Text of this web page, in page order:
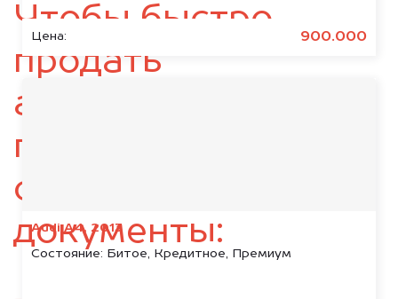
Цена: 900.000
Audi A4, 2013
Состояние: Битое, Кредитное, Премиум
Чтобы быстро
продать
автомобиль,
подготовьте
следующие
документы: